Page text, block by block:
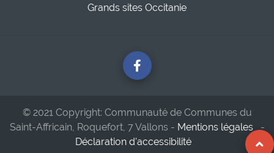
Grands sites Occitanie
© 2021 Copyright: Communauté de Communes du
Saint-Affricain, Roquefort, 7 Vallons - Mentions légales-
Déclaration d'accessibilité